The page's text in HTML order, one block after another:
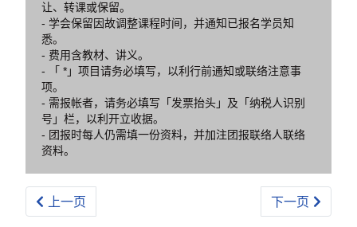
让、转课或保留。
- 学会保留因故调整课程时间，并通知已报名学员知
悉。
- 费用含教材、讲义。
- 「 *」项目请务必填写，以利行前通知或联络注意事
项。
- 需报帐者，请务必填写「发票抬头」及「纳税人识别
号」栏，以利开立收据。
- 团报时每人仍需填一份资料，并加注团报联络人联络
资料。
上一篇文章: (2025-11-29) [廈門] 萃智(TRIZ)系统性技术
上一页 下一篇文章: [
下一页